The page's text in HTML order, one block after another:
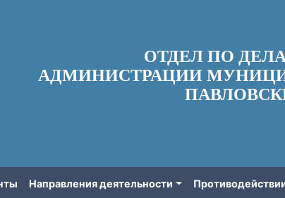
ОТДЕЛ ПО
АДМИНИСТРАЦИИ
Направления деятельности